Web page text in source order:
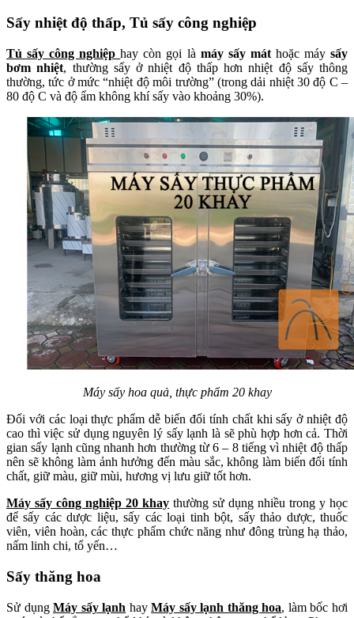
Sấy nhiệt độ thấp, Tủ sấy công nghiệp
Tủ sấy công nghiệphay còn gọi là máy sấy máthoặc máysấy
bơm nhiệt, thường sấy ở nhiệt độ thấp hơn nhiệt độ sấy thông
thường, tức ở mức “nhiệt độ môi trường” (trong dải nhiệt 30 độ C –
80 độ C và độ ẩm không khí sấy vào khoảng 30%).
Máy sấy hoa quả, thực phẩm 20 khay
Đối với các loại thực phẩm dễ biến đổi tính chất khi sấy ở nhiệt độ
cao thì việc sử dụng nguyên lý sấy lạnh là sẽ phù hợp hơn cả. Thời
gian sấy lạnh cũng nhanh hơn thường từ 6 – 8 tiếng vì nhiệt độ thấp
nên sẽ không làm ảnh hưởng đến màu sắc, không làm biến đổi tính
chất, giữ màu, giữ mùi, hương vị lưu giữ tốt hơn.
Máy sấy công nghiệp 20 khay thường sử dụng nhiều trong y học
để sấy các dược liệu, sấy các loại tinh bột, sấy thảo dược, thuốc
viên, viên hoàn, các thực phẩm chức năng như đông trùng hạ thảo,
nấm linh chi, tổ yến…
Sấy thăng hoa
Sử dụngMáy sấy lạnh hayMáy sấy lạnh thăng hoa, làm bốc hơi